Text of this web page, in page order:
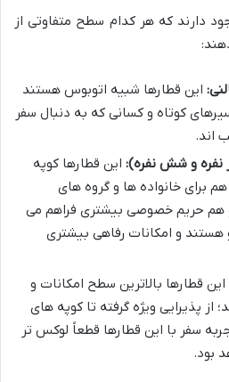
دارند که هر کدام سطح متفاوتی از
این قطارها شبیه اتوبوس هستند
کوتاه و کسانی که به دنبال سفر
اند.
نفره و شش نفره): این قطارها کوپه
برای خانواده ها و گروه های
حریم خصوصی بیشتری فراهم می
هستند و امکانات رفاهی بیشتری
این قطارها بالاترین سطح امکانات و
از پذیرایی ویژه گرفته تا کوپه های
سفر با این قطارها قطعاً لوکس تر
بود.